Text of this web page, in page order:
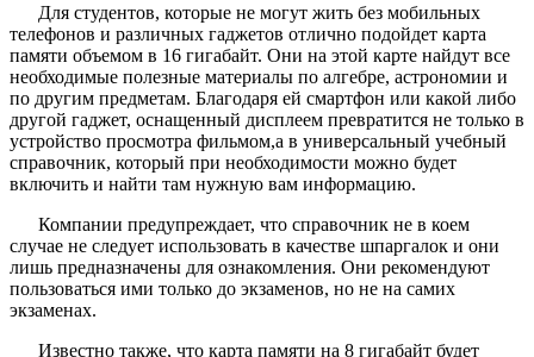
Для студентов, которые не могут жить без мобильных
телефонов и различных гаджетов отлично подойдет карта
памяти объемом в 16 гигабайт. Они на этой карте найдут все
необходимые полезные материалы по алгебре, астрономии и
по другим предметам. Благодаря ей смартфон или какой либо
другой гаджет, оснащенный дисплеем превратится не только в
устройство просмотра фильмом,а в универсальный учебный
справочник, который при необходимости можно будет
включить и найти там нужную вам информацию.
Компании предупреждает, что справочник не в коем
случае не следует использовать в качестве шпаргалок и они
лишь предназначены для ознакомления. Они рекомендуют
пользоваться ими только до экзаменов, но не на самих
экзаменах.
Известно также, что карта памяти на 8 гигабайт будет